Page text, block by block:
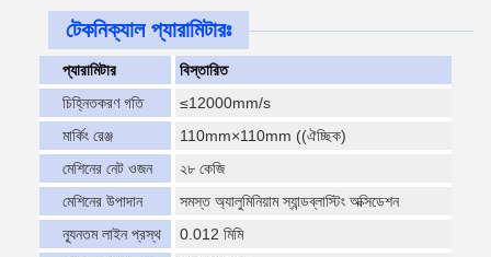
টেকনিক্যাল প্যারামিটারঃ
প্যারামিটার
বিস্তারিত
চিহ্নিতকরণ গতি
≤12000mm/s
মার্কিং রেঞ্জ
110mm×110mm ((ঐচ্ছিক)
মেশিনের নেট ওজন
২৮ কেজি
মেশিনের উপাদান
সমস্ত অ্যালুমিনিয়াম স্যান্ডব্লাস্টিং অক্সিডেশন
ন্যূনতম লাইন প্রস্থ
0.012 মিমি